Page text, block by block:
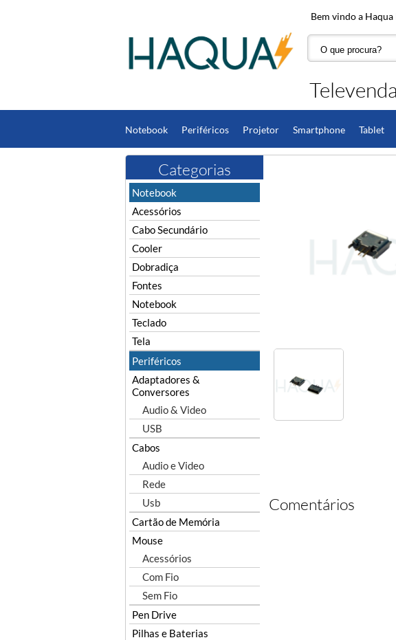
Bem vindo a
Notebook Periféricos Projetor Smartphone Tablet
ComputadorCategorias
Notebook
Acessórios
Cabo Secundário
Cooler
Dobradiça
Fontes
Notebook
Teclado
Tela
Periféricos
Adaptadores &
Conversores
Audio & Video
USB
Cabos
Audio e Video
Rede
Usb
Cartão de Memória
Mouse
Acessórios
Com Fio
Sem Fio
Pen Drive
Pilhas e Baterias
Comentários